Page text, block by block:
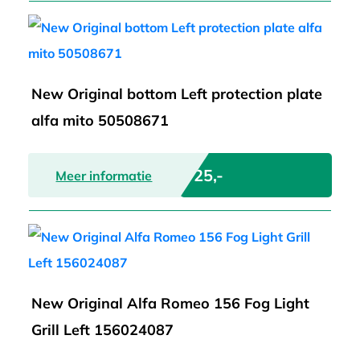
New Original bottom Left protection plate
alfa mito 50508671
Meer informatie € 25,-
New Original Alfa Romeo 156 Fog Light
Grill Left 156024087